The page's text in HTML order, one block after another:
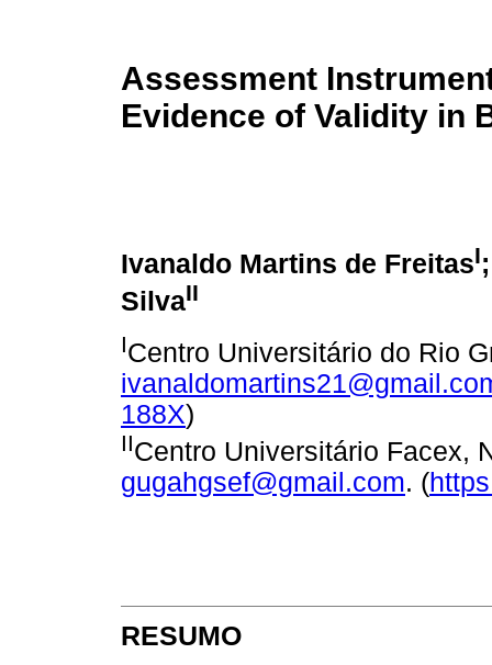
Assessment
Evidence of Validity in
Ivanaldo Martins de FreitasI
SilvaII
ICentro Universitário do Rio
188X)
IICentro Universitário Facex,
gugahgsef@gmail.com. (
RESUMO